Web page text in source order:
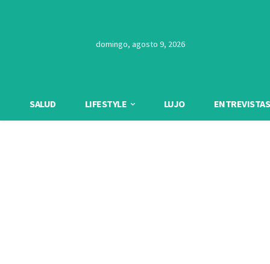
domingo, agosto 9, 2026
SALUD LIFESTYLE LUJO ENTREVISTAS